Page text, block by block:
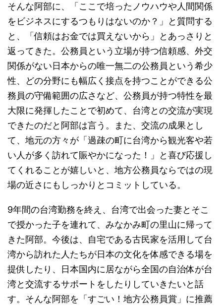
そんな阿部に、「ここで培ったノウハウや人間関係
をビジネスにするつもりはないのか？」と質問する
と、「信頼はお金では買えないから」とあっさりと
返ってきた。公務員という立場が持つ信頼感、外交
関係がない日本からの唯一無二の公務員という希少
性、どの分野にも幅広く接点を持つことができる公
務員の守備範囲の広さなど、公務員が持つ特性を最
大限に発揮したことで初めて、台湾との交流が実現
できたのだと阿部は言う。また、交流の成果とし
て、地元の方々が「過疎の町に台湾から観光客や若
い人が多く訪れて賑やかになった！」と喜び応援し
てくれることが嬉しいと、地方公務員ならではの現
場の近さにもしっかりとコミットしている。
9年間の台湾勤務を終え、台湾で出会った妻とそこ
で授かった子を連れて、みなかみ町の里山に帰って
きた阿部。今後は、自宅である古民家を活用して台
湾から訪れた人たちが日本の文化を体感できる場を
提供したり、日本国内に居ながら全国の自治体が台
湾と交流するサポートをしたりしていきたいと話
す。そんな阿部を「すごい！地方公務員賞」に推薦